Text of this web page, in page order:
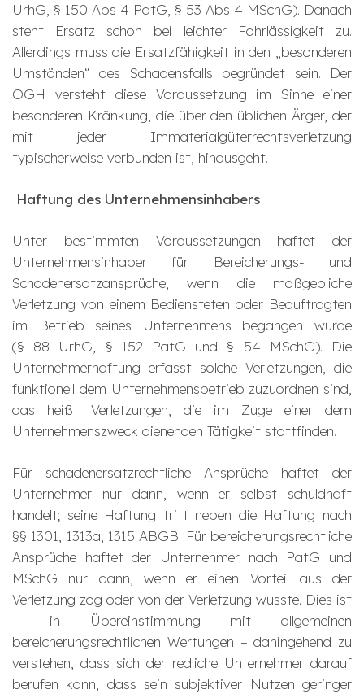
UrhG, § 150 Abs 4 PatG, § 53 Abs 4 MSchG). Danach
steht Ersatz schon bei leichter Fahrlässigkeit zu.
Allerdings muss die Ersatzfähigkeit in den „besonderen
Umständen“ des Schadensfalls begründet sein. Der
OGH versteht diese Voraussetzung im Sinne einer
besonderen Kränkung, die über den üblichen Ärger, der
mit jeder Immaterialgüterrechtsverletzung
typischerweise verbunden ist, hinausgeht.
Haftung des Unternehmensinhabers
Unter bestimmten Voraussetzungen haftet der
Unternehmensinhaber für Bereicherungs- und
Schadenersatzansprüche, wenn die maßgebliche
Verletzung von einem Bediensteten oder Beauftragten
im Betrieb seines Unternehmens begangen wurde
(§ 88 UrhG, § 152 PatG und § 54 MSchG). Die
Unternehmerhaftung erfasst solche Verletzungen, die
funktionell dem Unternehmensbetrieb zuzuordnen sind,
das heißt Verletzungen, die im Zuge einer dem
Unternehmenszweck dienenden Tätigkeit stattfinden.
Für schadenersatzrechtliche Ansprüche haftet der
Unternehmer nur dann, wenn er selbst schuldhaft
handelt; seine Haftung tritt neben die Haftung nach
§§ 1301, 1313a, 1315 ABGB. Für bereicherungsrechtliche
Ansprüche haftet der Unternehmer nach PatG und
MSchG nur dann, wenn er einen Vorteil aus der
Verletzung zog oder von der Verletzung wusste. Dies ist
– in Übereinstimmung mit allgemeinen
bereicherungsrechtlichen Wertungen – dahingehend zu
verstehen, dass sich der redliche Unternehmer darauf
berufen kann, dass sein subjektiver Nutzen geringer